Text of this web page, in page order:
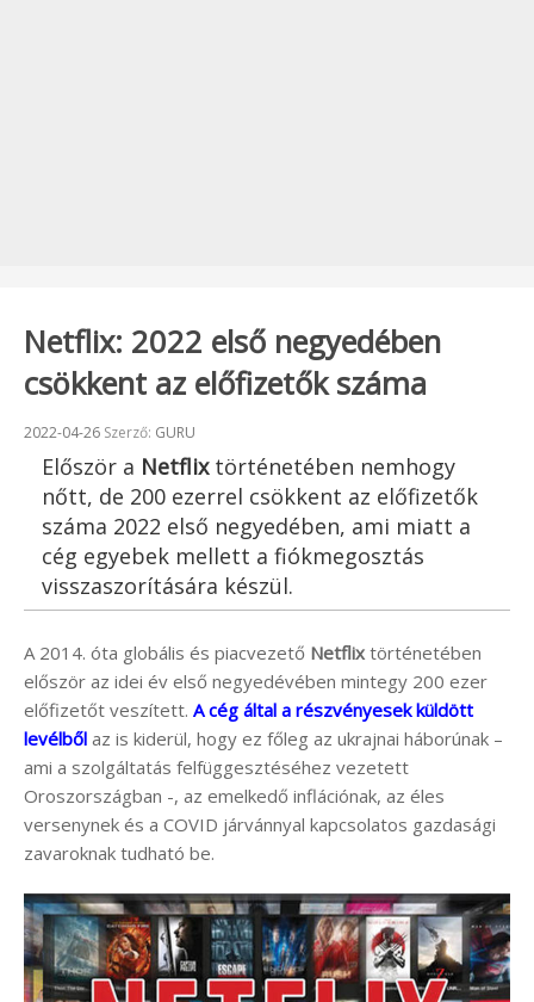
Netflix: 2022 első negyedében
csökkent az előfizetők száma
Beküldve:
2022-04-26 Szerző: GURU
Először a Netflixtörténetében nemhogy
nőtt, de 200 ezerrel csökkent az előfizetők
száma 2022 első negyedében, ami miatt a
cég egyebek mellett a fiókmegosztás
visszaszorítására készül.
A 2014. óta globális és piacvezető Netflix történetében
először az idei év első negyedévében mintegy 200 ezer
előfizetőt veszített. A cég által a részvényesek küldött
levélből az is kiderül, hogy ez főleg az ukrajnai háborúnak –
ami a szolgáltatás felfüggesztéséhez vezetett
Oroszországban -, az emelkedő inflációnak, az éles
versenynek és a COVID járvánnyal kapcsolatos gazdasági
zavaroknak tudható be.